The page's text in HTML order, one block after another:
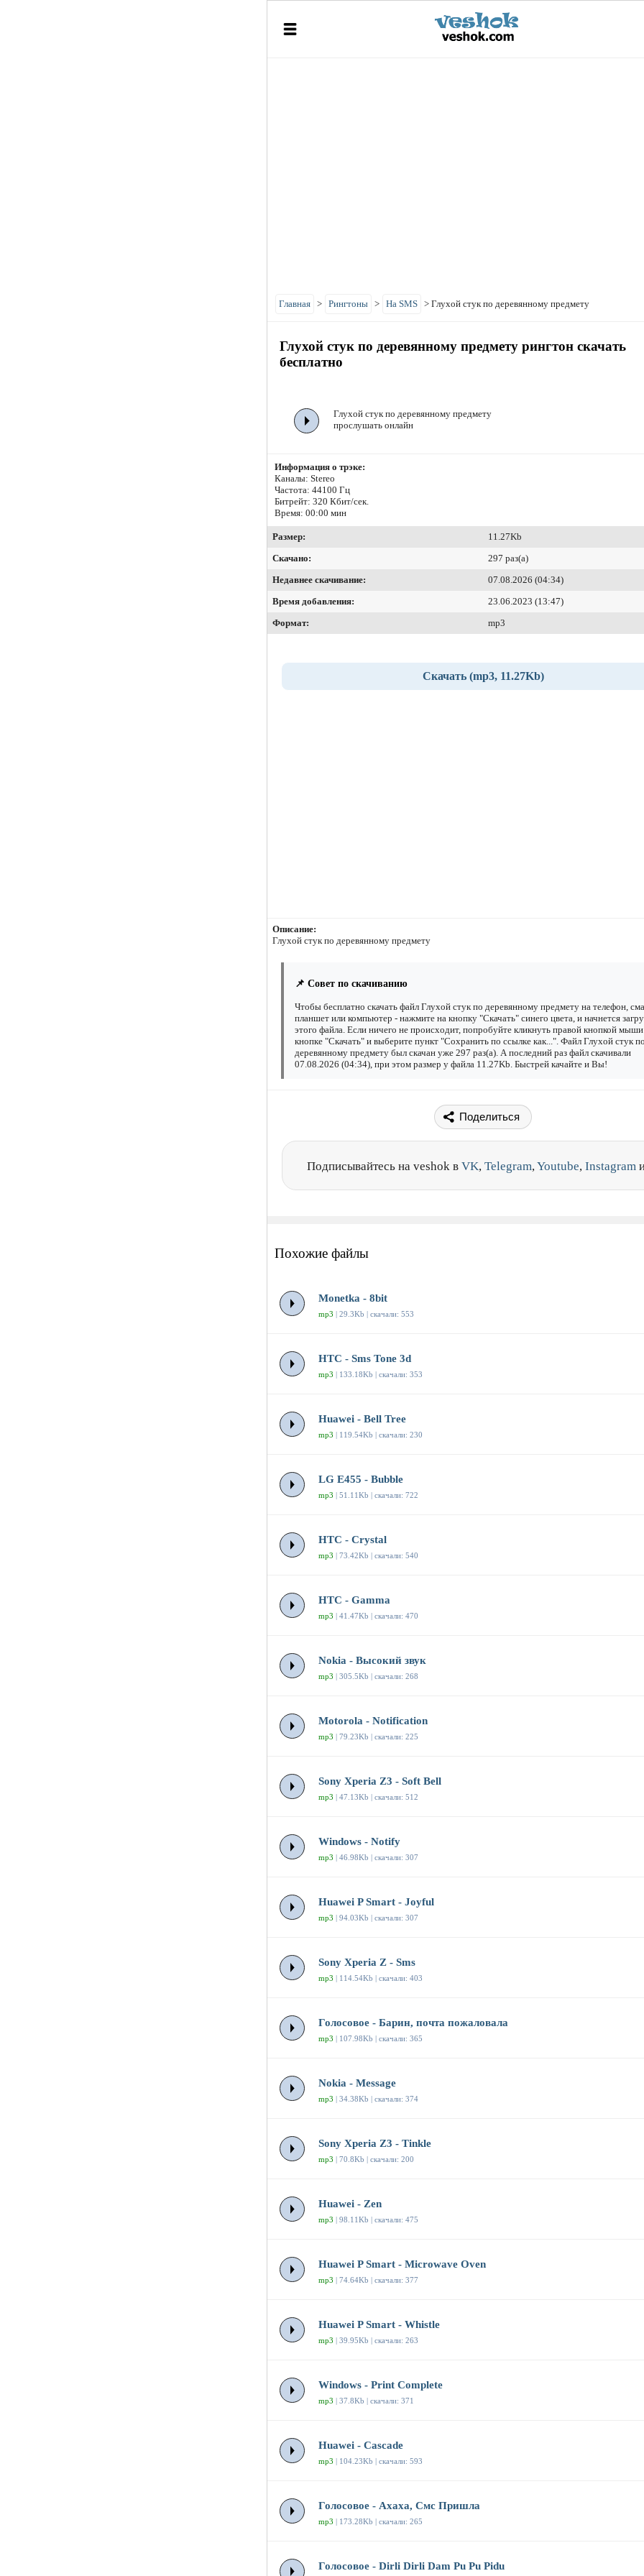
Главная > Рингтоны > На SMS > Глухой стук по деревянному предмету
Глухой стук по деревянному предмету рингтон скачать
бесплатно
Глухой стук по деревянному предмету
прослушать онлайн
Информация о трэке:
Каналы: Stereo
Частота: 44100 Гц
Битрейт: 320 Кбит/сек.
Время: 00:00 мин
Размер:
11.27Kb
Скачано:
297 раз(а)
Недавнее скачивание:
07.08.2026 (04:34)
Время добавления:
23.06.2023 (13:47)
Формат:
mp3
Скачать (mp3, 11.27Kb)
Описание:
Глухой стук по деревянному предмету
📌 Совет по скачиванию
Чтобы бесплатно скачать файл Глухой стук по деревянному предмету на телефон,
планшет или компьютер - нажмите на кнопку "Скачать" синего цвета, и начнется
этого файла. Если ничего не происходит, попробуйте кликнуть правой кнопкой
кнопке "Скачать" и выберите пункт "Сохранить по ссылке как...". Файл Глухой стук по
деревянному предмету был скачан уже 297 раз(а). А последний раз файл скачивали
07.08.2026 (04:34), при этом размер у файла 11.27Kb. Быстрей качайте и Вы!
Поделиться
Подписывайтесь на veshok в VK, Telegram,Youtube, Instagram
Похожие файлы
Monetka - 8bit
mp3 | 29.3Kb | скачали: 553
HTC - Sms Tone 3d
mp3 | 133.18Kb | скачали: 353
Huawei - Bell Tree
mp3 | 119.54Kb | скачали: 230
LG E455 - Bubble
mp3 | 51.11Kb | скачали: 722
HTC - Crystal
mp3 | 73.42Kb | скачали: 540
HTC - Gamma
mp3 | 41.47Kb | скачали: 470
Nokia - Высокий звук
mp3 | 305.5Kb | скачали: 268
Motorola - Notification
mp3 | 79.23Kb | скачали: 225
Sony Xperia Z3 - Soft Bell
mp3 | 47.13Kb | скачали: 512
Windows - Notify
mp3 | 46.98Kb | скачали: 307
Huawei P Smart - Joyful
mp3 | 94.03Kb | скачали: 307
Sony Xperia Z - Sms
mp3 | 114.54Kb | скачали: 403
Голосовое - Барин, почта пожаловала
mp3 | 107.98Kb | скачали: 365
Nokia - Message
mp3 | 34.38Kb | скачали: 374
Sony Xperia Z3 - Tinkle
mp3 | 70.8Kb | скачали: 200
Huawei - Zen
mp3 | 98.11Kb | скачали: 475
Huawei P Smart - Microwave Oven
mp3 | 74.64Kb | скачали: 377
Huawei P Smart - Whistle
mp3 | 39.95Kb | скачали: 263
Windows - Print Complete
mp3 | 37.8Kb | скачали: 371
Huawei - Cascade
mp3 | 104.23Kb | скачали: 593
Голосовое - Ахаха, Смс Пришла
mp3 | 173.28Kb | скачали: 265
Голосовое - Dirli Dirli Dam Pu Pu Pidu